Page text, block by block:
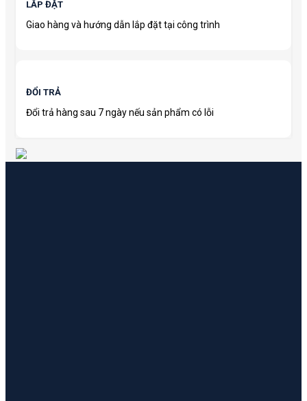
LẮP ĐẶT
Giao hàng và hướng dẫn lắp đặt tại công trình
ĐỔI TRẢ
Đổi trả hàng sau 7 ngày nếu sản phẩm có lỗi